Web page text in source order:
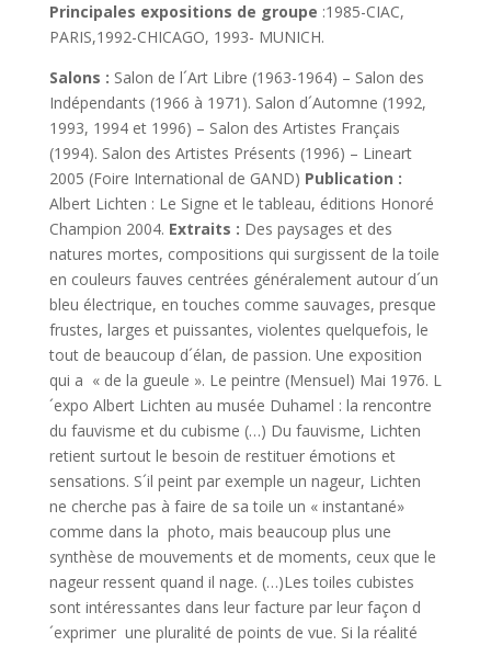
Principales expositions de groupe :1985-CIAC,
PARIS,1992-CHICAGO, 1993- MUNICH.
Salons : Salon de l´Art Libre (1963-1964) – Salon des
Indépendants (1966 à 1971). Salon d´Automne (1992,
1993, 1994 et 1996) – Salon des Artistes Français
(1994). Salon des Artistes Présents (1996) – Lineart
2005 (Foire International de GAND) Publication :
Albert Lichten : Le Signe et le tableau, éditions Honoré
Champion 2004. Extraits : Des paysages et des
natures mortes, compositions qui surgissent de la toile
en couleurs fauves centrées généralement autour d´un
bleu électrique, en touches comme sauvages, presque
frustes, larges et puissante­s, violentes quelquefois, le
tout de beaucoup d´élan, de passion. Une exposition
qui a « de la gueule ». Le peintre (Mensuel) Mai 1976. L
´expo Albert Lichten au musée Duhamel : la rencontre
du fauvisme et du cubisme (…) Du fauvisme, Lichten
retient surtout le besoin de restituer émotions et
sensations. S´il peint par exemple un nageur, Lichten
ne cherche pas à faire de sa toile un « instantané»
comme dans la photo, mais beaucoup plus une
synthèse de mouvements et de moments, ceux que le
nageur ressent quand il nage. (…)Les toiles cubistes
sont intéres­santes dans leur facture par leur façon d
´exprimer une pluralité de points de vue. Si la réalité